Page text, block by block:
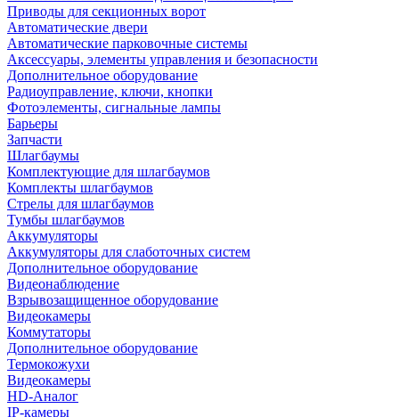
Приводы для секционных ворот
Автоматические двери
Автоматические парковочные системы
Аксессуары, элементы управления и безопасности
Дополнительное оборудование
Радиоуправление, ключи, кнопки
Фотоэлементы, сигнальные лампы
Барьеры
Запчасти
Шлагбаумы
Комплектующие для шлагбаумов
Комплекты шлагбаумов
Стрелы для шлагбаумов
Тумбы шлагбаумов
Аккумуляторы
Аккумуляторы для слаботочных систем
Дополнительное оборудование
Видеонаблюдение
Взрывозащищенное оборудование
Видеокамеры
Коммутаторы
Дополнительное оборудование
Термокожухи
Видеокамеры
HD-Аналог
IP-камеры